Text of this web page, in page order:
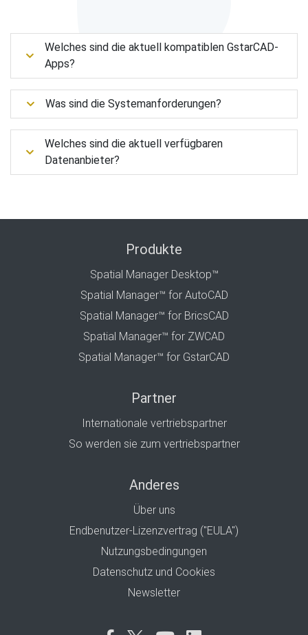
Welches sind die aktuell kompatiblen GstarCAD-
Apps?
Was sind die Systemanforderungen?
Welches sind die aktuell verfügbaren
Datenanbieter?
Produkte
Spatial Manager Desktop™
Spatial Manager™ for AutoCAD
Spatial Manager™ for BricsCAD
Spatial Manager™ for ZWCAD
Spatial Manager™ for GstarCAD
Partner
Internationale vertriebspartner
So werden sie zum vertriebspartner
Anderes
Über uns
Endbenutzer-Lizenzvertrag ("EULA")
Nutzungsbedingungen
Datenschutz und Cookies
Newsletter